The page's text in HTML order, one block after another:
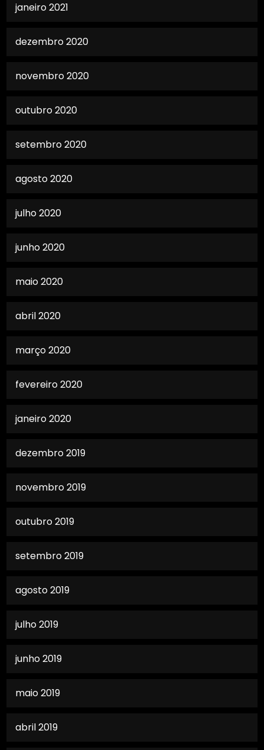
janeiro 2021
dezembro 2020
novembro 2020
outubro 2020
setembro 2020
agosto 2020
julho 2020
junho 2020
maio 2020
abril 2020
março 2020
fevereiro 2020
janeiro 2020
dezembro 2019
novembro 2019
outubro 2019
setembro 2019
agosto 2019
julho 2019
junho 2019
maio 2019
abril 2019